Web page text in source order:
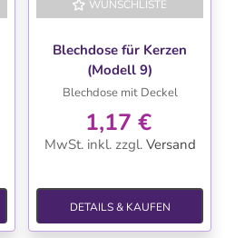
WUNSCHLISTE
Blechdose für Kerzen
(Modell 9)
Blechdose mit Deckel
1,17 €
MwSt. inkl. zzgl. Versand
DETAILS & KAUFEN